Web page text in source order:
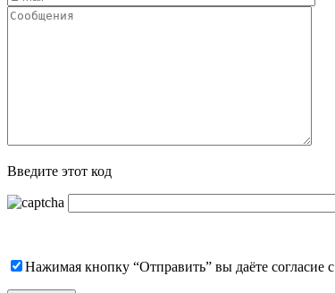
Введите этот код
Нажимая кнопку “Отправить” вы даёте согласие с